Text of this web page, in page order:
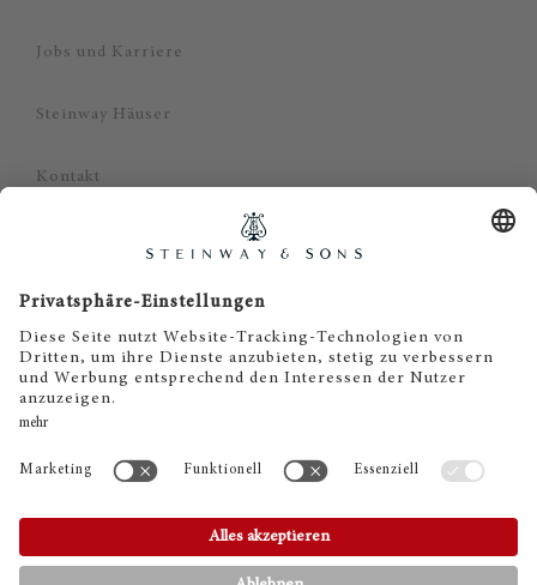
Jobs und Karriere
Steinway Häuser
Kontakt
Impressum
Haftungsausschluss
Cookie Zustimmung